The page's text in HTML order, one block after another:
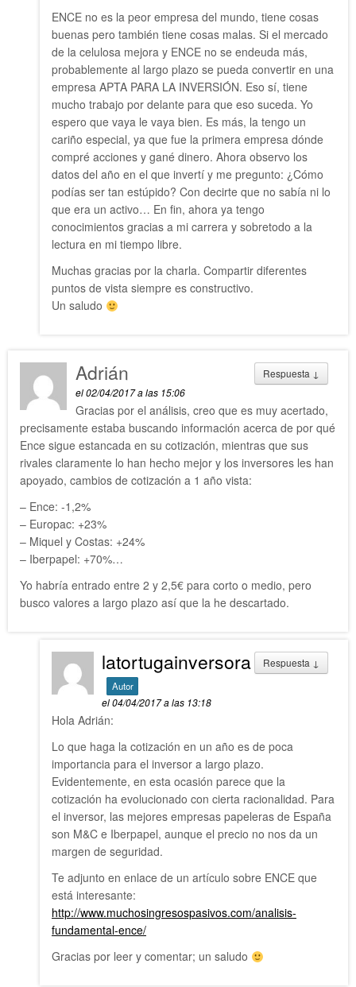
ENCE no es la peor empresa del mundo, tiene cosas
buenas pero también tiene cosas malas. Si el mercado
de la celulosa mejora y ENCE no se endeuda más,
probablemente al largo plazo se pueda convertir en una
empresa APTA PARA LA INVERSIÓN. Eso sí, tiene
mucho trabajo por delante para que eso suceda. Yo
espero que vaya le vaya bien. Es más, la tengo un
cariño especial, ya que fue la primera empresa dónde
compré acciones y gané dinero. Ahora observo los
datos del año en el que invertí y me pregunto: ¿Cómo
podías ser tan estúpido? Con decirte que no sabía ni lo
que era un activo… En fin, ahora ya tengo
conocimientos gracias a mi carrera y sobretodo a la
lectura en mi tiempo libre.
Muchas gracias por la charla. Compartir diferentes
puntos de vista siempre es constructivo.
Un saludo
Respuesta ↓
Adrián
el 02/04/2017 a las 15:06
Gracias por el análisis, creo que es muy acertado,
precisamente estaba buscando información acerca de por qué
Ence sigue estancada en su cotización, mientras que sus
rivales claramente lo han hecho mejor y los inversores les han
apoyado, cambios de cotización a 1 año vista:
– Ence: -1,2%
– Europac: +23%
– Miquel y Costas: +24%
– Iberpapel: +70%…
Yo habría entrado entre 2 y 2,5€ para corto o medio, pero
busco valores a largo plazo así que la he descartado.
Respuesta ↓
latortugainversora
Autor
el 04/04/2017 a las 13:18
Hola Adrián:
Lo que haga la cotización en un año es de poca
importancia para el inversor a largo plazo.
Evidentemente, en esta ocasión parece que la
cotización ha evolucionado con cierta racionalidad. Para
el inversor, las mejores empresas papeleras de España
son M&C e Iberpapel, aunque el precio no nos da un
margen de seguridad.
Te adjunto en enlace de un artículo sobre ENCE que
está interesante:
http://www.muchosingresospasivos.com/analisis-
fundamental-ence/
Gracias por leer y comentar; un saludo